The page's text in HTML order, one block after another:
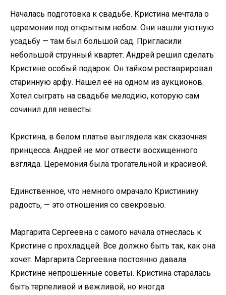
Началась подготовка к свадьбе. Кристина мечтала о
церемонии под открытым небом. Они нашли уютную
усадьбу — там был большой сад. Пригласили
небольшой струнный квартет. Андрей решил сделать
Кристине особый подарок. Он тайком реставрировал
старинную арфу. Нашел её на одном из аукционов.
Хотел сыграть на свадьбе мелодию, которую сам
сочинил для невесты.
Кристина, в белом платье выглядела как сказочная
принцесса. Андрей не мог отвести восхищенного
взгляда. Церемония была трогательной и красивой.
Единственное, что немного омрачало Кристинину
радость, — это отношения со свекровью.
Маргарита Сергеевна с самого начала отнеслась к
Кристине с прохладцей. Все должно быть так, как она
хочет. Маргарита Сергеевна постоянно давала
Кристине непрошенные советы. Кристина старалась
быть терпеливой и вежливой, но иногда